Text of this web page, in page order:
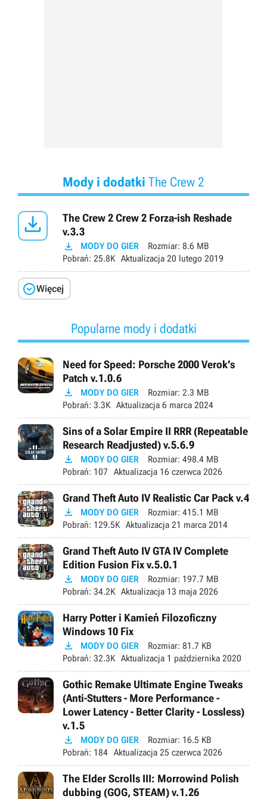
Mody i dodatki The Crew 2

The Crew 2 Crew 2 Forza-ish Reshade
v.3.3
 MODY DO GIER Rozmiar: 8.6 MB
Pobrań: 25.8K Aktualizacja 20 lutego 2019
Więcej
Popularne mody i dodatki
Need for Speed: Porsche 2000 Verok’s
Patch v.1.0.6
 MODY DO GIER Rozmiar: 2.3 MB
Pobrań: 3.3K Aktualizacja 6 marca 2024
Sins of a Solar Empire II RRR (Repeatable
Research Readjusted) v.5.6.9
 MODY DO GIER Rozmiar: 498.4 MB
Pobrań: 107 Aktualizacja 16 czerwca 2026
Grand Theft Auto IV Realistic Car Pack v.4
 MODY DO GIER Rozmiar: 415.1 MB
Pobrań: 129.5K Aktualizacja 21 marca 2014
Grand Theft Auto IV GTA IV Complete
Edition Fusion Fix v.5.0.1
 MODY DO GIER Rozmiar: 197.7 MB
Pobrań: 34.2K Aktualizacja 13 maja 2026
Harry Potter i Kamień Filozoficzny
Windows 10 Fix
 MODY DO GIER Rozmiar: 81.7 KB
Pobrań: 32.3K Aktualizacja 1 października 2020
Gothic Remake Ultimate Engine Tweaks
(Anti-Stutters - More Performance -
Lower Latency - Better Clarity - Lossless)
v.1.5
 MODY DO GIER Rozmiar: 16.5 KB
Pobrań: 184 Aktualizacja 25 czerwca 2026
The Elder Scrolls III: Morrowind Polish
dubbing (GOG, STEAM) v.1.26